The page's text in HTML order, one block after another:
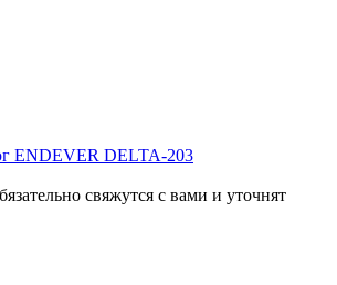
ENDEVER DELTA-203
свяжутся с вами и уточнят